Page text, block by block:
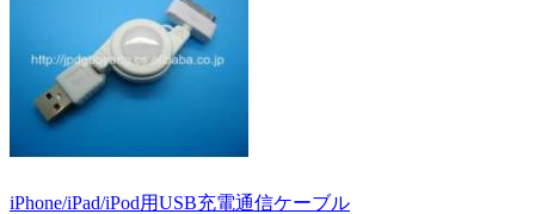
iPhone/iPad/iPod用USB充電通信ケーブル